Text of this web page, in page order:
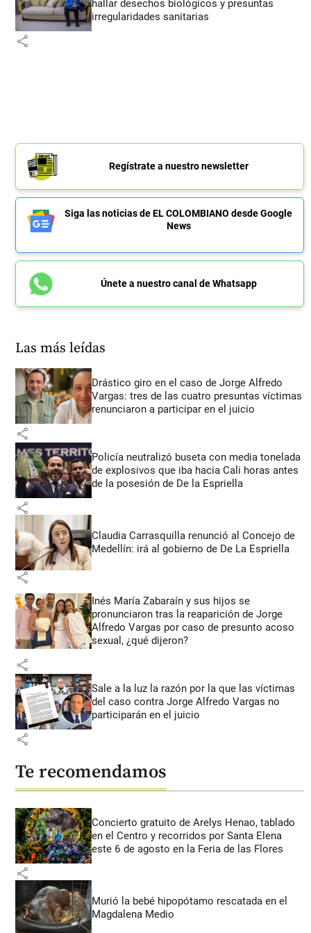
hallar desechos biológicos y presuntas
irregularidades sanitarias
share
Regístrate a nuestro newsletter
Siga las noticias de EL COLOMBIANO desde Google
News
Únete a nuestro canal de Whatsapp
Las más leídas
Drástico giro en el caso de Jorge Alfredo
Vargas: tres de las cuatro presuntas víctimas
renunciaron a participar en el juicio
share
Policía neutralizó buseta con media tonelada
de explosivos que iba hacia Cali horas antes
de la posesión de De la Espriella
share
Claudia Carrasquilla renunció al Concejo de
Medellín: irá al gobierno de De La Espriella
share
Inés María Zabaraín y sus hijos se
pronunciaron tras la reaparición de Jorge
Alfredo Vargas por caso de presunto acoso
sexual, ¿qué dijeron?
share
Sale a la luz la razón por la que las víctimas
del caso contra Jorge Alfredo Vargas no
participarán en el juicio
share
Te recomendamos
Concierto gratuito de Arelys Henao, tablado
en el Centro y recorridos por Santa Elena
este 6 de agosto en la Feria de las Flores
share
Murió la bebé hipopótamo rescatada en el
Magdalena Medio